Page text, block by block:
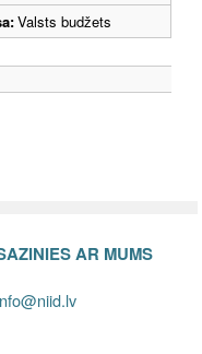
Valsts budžets
AR MUMS